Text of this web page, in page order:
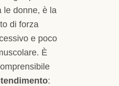
le donne, è la
di forza
e poco
È
: